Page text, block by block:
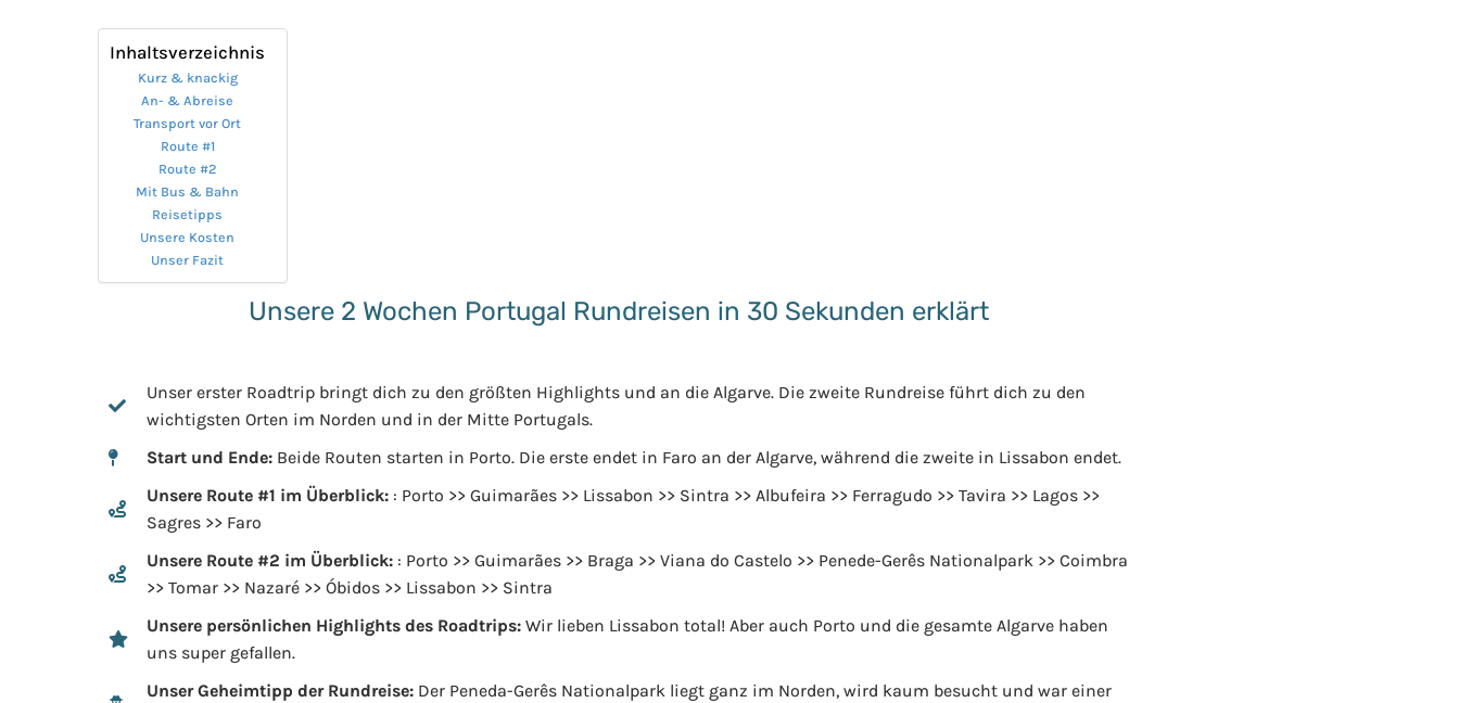
Inhaltsverzeichnis
Kurz & knackig
An- & Abreise
Transport vor Ort
Route #1
Route #2
Mit Bus & Bahn
Reisetipps
Unsere Kosten
Unser Fazit
Unsere 2 Wochen Portugal Rundreisen in 30 Sekunden erklärt
Unser erster Roadtrip bringt dich zu den größten Highlights und an die Algarve. Die zweite Rundreise führt dich zu den
wichtigsten Orten im Norden und in der Mitte Portugals.
Start und Ende: Beide Routen starten in Porto. Die erste endet in Faro an der Algarve, während die zweite in Lissabon endet.
Unsere Route #1 im Überblick: : Porto >> Guimarães >> Lissabon >> Sintra >> Albufeira >> Ferragudo >> Tavira >> Lagos >>
Sagres >> Faro
Unsere Route #2 im Überblick: : Porto >> Guimarães >> Braga >> Viana do Castelo >> Penede-Gerês Nationalpark >> Coimbra
>> Tomar >> Nazaré >> Óbidos >> Lissabon >> Sintra
Unsere persönlichen Highlights des Roadtrips: Wir lieben Lissabon total! Aber auch Porto und die gesamte Algarve haben
uns super gefallen.
Unser Geheimtipp der Rundreise: Der Peneda-Gerês Nationalpark liegt ganz im Norden, wird kaum besucht und war einer